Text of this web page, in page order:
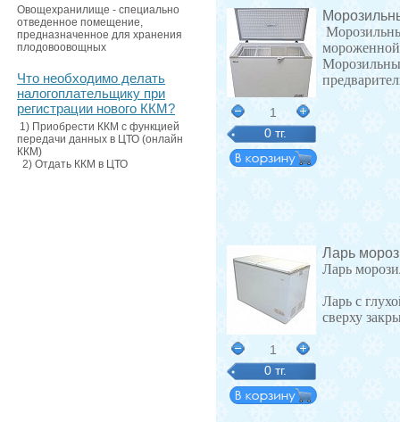
Овощехранилище - специально
отведенное помещение,
предназначенное для хранения
плодовоовощных
Что необходимо делать
налогоплательщику при
регистрации нового ККМ?
1) Приобрести ККМ с функцией
передачи данных в ЦТО (онлайн
ККМ)
2) Отдать ККМ в ЦТО
1
0 тг.
1
0 тг.
Ларь
Ларь
Ларь с
сверху